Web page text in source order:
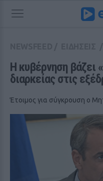
Η κυβέρνηση βάζει
διαρκείας στις
Έτοιμος για σύγκρουση ο